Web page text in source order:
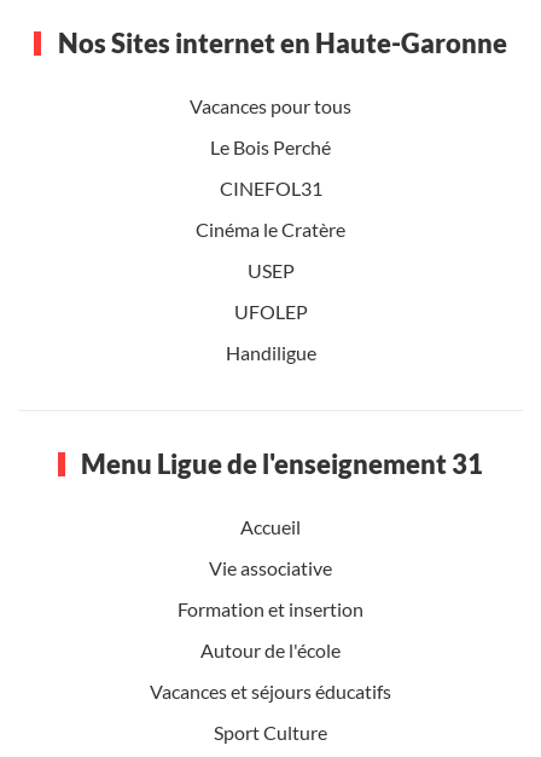
Nos Sites internet en Haute-Garonne
Vacances pour tous
Le Bois Perché
CINEFOL31
Cinéma le Cratère
USEP
UFOLEP
Handiligue
Menu Ligue de l'enseignement 31
Accueil
Vie associative
Formation et insertion
Autour de l'école
Vacances et séjours éducatifs
Sport Culture